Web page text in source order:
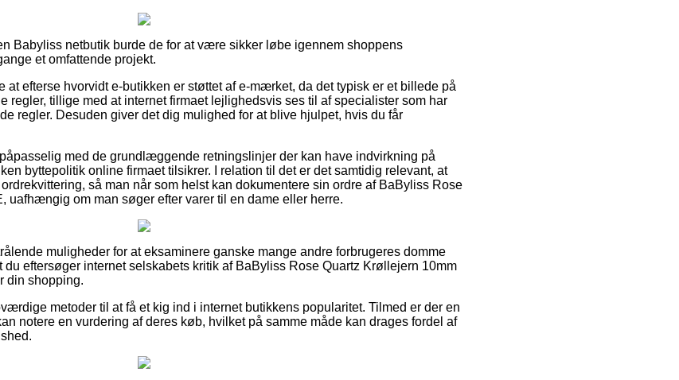
Babyliss netbutik burde de for at være sikker løbe igennem shoppens
et omfattende projekt.
at efterse hvorvidt e-butikken er støttet af e-mærket, da det typisk er et billede på
regler, tillige med at internet firmaet lejlighedsvis ses til af specialister som har
regler. Desuden giver det dig mulighed for at blive hjulpet, hvis du får
med de grundlæggende retningslinjer der kan have indvirkning på
byttepolitik online firmaet tilsikrer. I relation til det er det samtidig relevant, at
så man når som helst kan dokumentere sin ordre af BaByliss Rose
uafhængig om man søger efter varer til en dame eller herre.
muligheder for at eksaminere ganske mange andre forbrugeres domme
du eftersøger internet selskabets kritik af BaByliss Rose Quartz Krøllejern 10mm
din shopping.
metoder til at få et kig ind i internet butikkens popularitet. Tilmed er der en
notere en vurdering af deres køb, hvilket på samme måde kan drages fordel af